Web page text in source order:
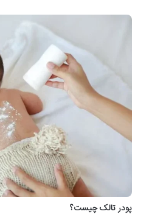
پودر تالک چیست؟